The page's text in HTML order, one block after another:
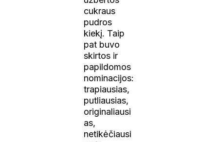
cukraus
pudros
kiekį. Taip
pat buvo
skirtos ir
papildomos
nominacijos:
trapiausias,
putliausias,
originaliausi
as,
netikėčiausi